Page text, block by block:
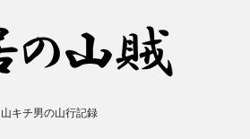
山キチ男の山行記録